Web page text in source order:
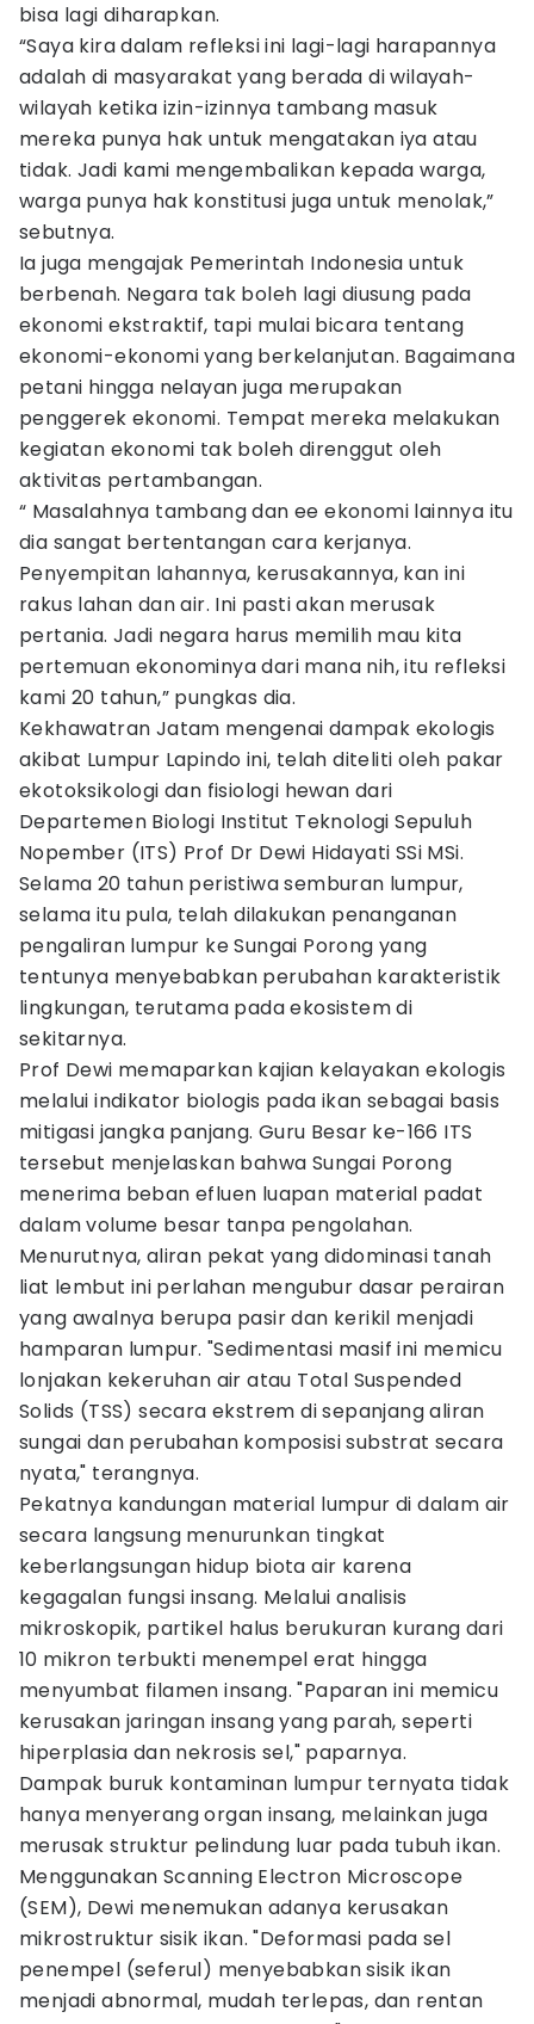
bisa lagi diharapkan.
“Saya kira dalam refleksi ini lagi-lagi harapannya
adalah di masyarakat yang berada di wilayah-
wilayah ketika izin-izinnya tambang masuk
mereka punya hak untuk mengatakan iya atau
tidak. Jadi kami mengembalikan kepada warga,
warga punya hak konstitusi juga untuk menolak,”
sebutnya.
Ia juga mengajak Pemerintah Indonesia untuk
berbenah. Negara tak boleh lagi diusung pada
ekonomi ekstraktif, tapi mulai bicara tentang
ekonomi-ekonomi yang berkelanjutan. Bagaimana
petani hingga nelayan juga merupakan
penggerek ekonomi. Tempat mereka melakukan
kegiatan ekonomi tak boleh direnggut oleh
aktivitas pertambangan.
“ Masalahnya tambang dan ee ekonomi lainnya itu
dia sangat bertentangan cara kerjanya.
Penyempitan lahannya, kerusakannya, kan ini
rakus lahan dan air. Ini pasti akan merusak
pertania. Jadi negara harus memilih mau kita
pertemuan ekonominya dari mana nih, itu refleksi
kami 20 tahun,” pungkas dia.
Kekhawatran Jatam mengenai dampak ekologis
akibat Lumpur Lapindo ini, telah diteliti oleh pakar
ekotoksikologi dan fisiologi hewan dari
Departemen Biologi Institut Teknologi Sepuluh
Nopember (ITS) Prof Dr Dewi Hidayati SSi MSi.
Selama 20 tahun peristiwa semburan lumpur,
selama itu pula, telah dilakukan penanganan
pengaliran lumpur ke Sungai Porong yang
tentunya menyebabkan perubahan karakteristik
lingkungan, terutama pada ekosistem di
sekitarnya.
Prof Dewi memaparkan kajian kelayakan ekologis
melalui indikator biologis pada ikan sebagai basis
mitigasi jangka panjang. Guru Besar ke-166 ITS
tersebut menjelaskan bahwa Sungai Porong
menerima beban efluen luapan material padat
dalam volume besar tanpa pengolahan.
Menurutnya, aliran pekat yang didominasi tanah
liat lembut ini perlahan mengubur dasar perairan
yang awalnya berupa pasir dan kerikil menjadi
hamparan lumpur. "Sedimentasi masif ini memicu
lonjakan kekeruhan air atau Total Suspended
Solids (TSS) secara ekstrem di sepanjang aliran
sungai dan perubahan komposisi substrat secara
nyata," terangnya.
Pekatnya kandungan material lumpur di dalam air
secara langsung menurunkan tingkat
keberlangsungan hidup biota air karena
kegagalan fungsi insang. Melalui analisis
mikroskopik, partikel halus berukuran kurang dari
10 mikron terbukti menempel erat hingga
menyumbat filamen insang. "Paparan ini memicu
kerusakan jaringan insang yang parah, seperti
hiperplasia dan nekrosis sel," paparnya.
Dampak buruk kontaminan lumpur ternyata tidak
hanya menyerang organ insang, melainkan juga
merusak struktur pelindung luar pada tubuh ikan.
Menggunakan Scanning Electron Microscope
(SEM), Dewi menemukan adanya kerusakan
mikrostruktur sisik ikan. "Deformasi pada sel
penempel (seferul) menyebabkan sisik ikan
menjadi abnormal, mudah terlepas, dan rentan